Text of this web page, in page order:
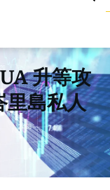
升等攻
里島私人